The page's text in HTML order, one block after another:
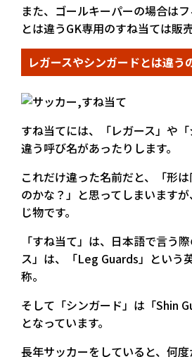
また、ゴールキーパーの場合は
とは違うGK専用のすね当ては販
レガースやシンガードとは違う
すね当てには、「レガース」や
違う呼び名があったりします。
これだけ違った名前だと、「形
のかな？」と思ってしまいます
じ物です。
「すね当て」は、日本語で言う
ス」は、「Leg Guards」という
称。
そして「シンガード」は「Shin
となっています。
長年サッカーをしていると、何